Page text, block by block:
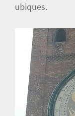
ubiques.